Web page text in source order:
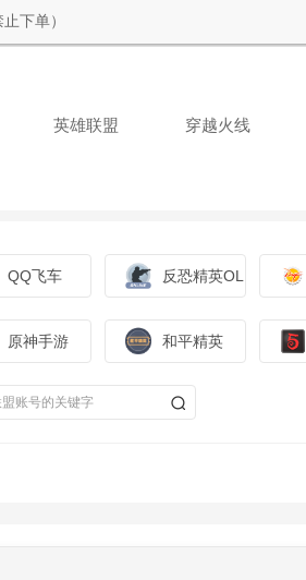
下单）
英雄联盟 穿越火线
QQ飞车 反恐精英OL
原神手游 和平精英